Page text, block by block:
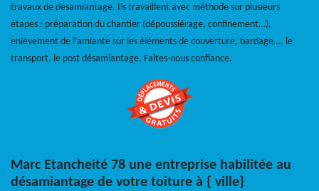
travaux de désamiantage. Ils travaillent avec méthode sur plusieurs
étapes : préparation du chantier (dépoussiérage, confinement…),
enlèvement de l’amiante sur les éléments de couverture, bardage…, le
transport, le post désamiantage. Faites-nous confiance.
Marc Etancheité 78 une entreprise habilitée au
désamiantage de votre toiture à { ville}